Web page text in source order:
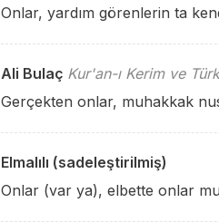
Onlar, yardım görenlerin ta
Ali Bulaç Kur'an-ı Kerim ve
Gerçekten onlar, muhakkak
Elmalılı (sadeleştirilmiş)
Onlar (var ya), elbette onlar